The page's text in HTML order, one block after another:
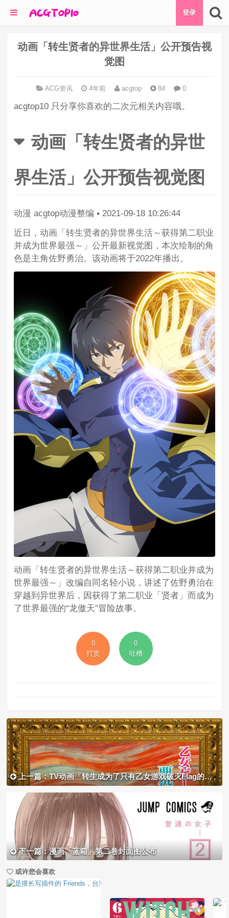
登录
动画「转生贤者的异世界生活」公开预告视
觉图
ACG资讯 4年前 acgtop 84 0
acgtop10 只分享你喜欢的二次元相关内容哦。
动画「转生贤者的异世
界生活」公开预告视觉图
动漫 acgtop动漫整编 ▪ 2021-09-18 10:26:44
近日，动画「转生贤者的异世界生活～获得第二职业
并成为世界最强～」公开最新视觉图，本次绘制的角
色是主角佐野勇治。该动画将于2022年播出。
动画「转生贤者的异世界生活～获得第二职业并成为
世界最强～」改编自同名轻小说，讲述了佐野勇治在
穿越到异世界后，因获得了第二职业「贤者」而成为
了世界最强的“龙傲天”冒险故事。
0
打赏
0
吐槽
上一篇：TV动画「转生成为了只有乙女游戏破灭Flag的邪恶大小姐」宣布剧场版动画化
下一篇：漫画「蓝箱」第二卷封面图公布
或许您会喜欢